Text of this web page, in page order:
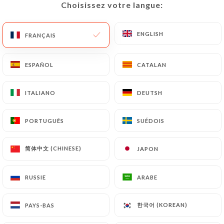
Choisissez votre langue:
FRANÇAIS ENGLISH
ESPAÑOL CATALAN
ITALIANO DEUTSH
PORTUGUÊS SUÉDOIS
简体中文 (CHINESE) JAPON
RUSSIE ARABE
PAYS-BAS 한국어 (KOREAN)
ACCUEIL/CONTACT
Chez Jaafar
Choisissez votre langue:
FRANÇAIS ENGLISH
ESPAÑOL CATALAN
ITALIANO DEUTSH
PORTUGUÊS SUÉDOIS
简体中文 (CHINESE) JAPON
RUSSIE ARABE
PAYS-BAS 한국어 (KOREAN)